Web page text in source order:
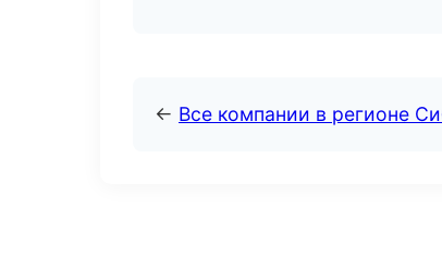
← Все компании в регионе